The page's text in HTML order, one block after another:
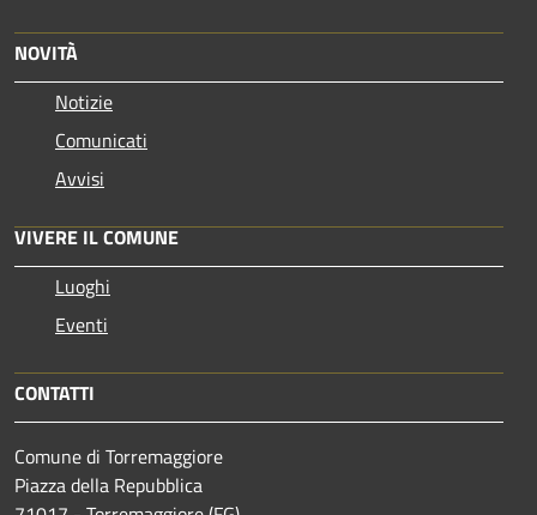
NOVITÀ
Notizie
Comunicati
Avvisi
VIVERE IL COMUNE
Luoghi
Eventi
CONTATTI
Comune di Torremaggiore
Piazza della Repubblica